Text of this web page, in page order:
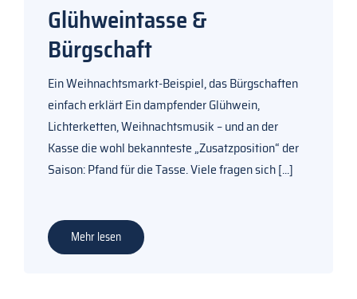
Glühweintasse &
Bürgschaft
Ein Weihnachtsmarkt-Beispiel, das Bürgschaften
einfach erklärt Ein dampfender Glühwein,
Lichterketten, Weihnachtsmusik – und an der
Kasse die wohl bekannteste „Zusatzposition“ der
Saison: Pfand für die Tasse. Viele fragen sich[...]
Mehr lesen